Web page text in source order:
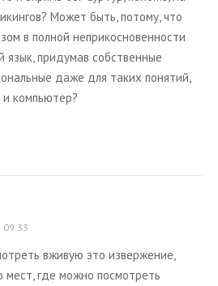
Может быть, потому, что
в полной неприкосновенности
язык, придумав собственные
даже для таких понятий,
и компьютер?
09:33
вживую это извержение,
мест, где можно посмотреть